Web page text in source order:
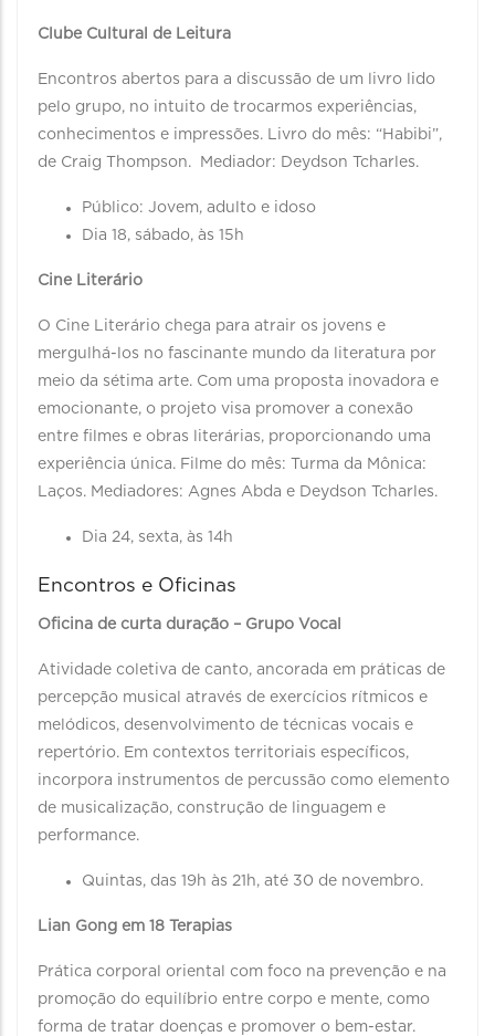
Clube Cultural de Leitura
Encontros abertos para a discussão de um livro lido
pelo grupo, no intuito de trocarmos experiências,
conhecimentos e impressões. Livro do mês: “Habibi”,
de Craig Thompson. Mediador: Deydson Tcharles.
Público: Jovem, adulto e idoso
Dia 18, sábado, às 15h
Cine Literário
O Cine Literário chega para atrair os jovens e
mergulhá-los no fascinante mundo da literatura por
meio da sétima arte. Com uma proposta inovadora e
emocionante, o projeto visa promover a conexão
entre filmes e obras literárias, proporcionando uma
experiência única. Filme do mês: Turma da Mônica:
Laços. Mediadores: Agnes Abda e Deydson Tcharles.
Dia 24, sexta, às 14h
Encontros e Oficinas
Oficina de curta duração – Grupo Vocal
Atividade coletiva de canto, ancorada em práticas de
percepção musical através de exercícios rítmicos e
melódicos, desenvolvimento de técnicas vocais e
repertório. Em contextos territoriais específicos,
incorpora instrumentos de percussão como elemento
de musicalização, construção de linguagem e
performance.
Quintas, das 19h às 21h, até 30 de novembro.
Lian Gong em 18 Terapias
Prática corporal oriental com foco na prevenção e na
promoção do equilíbrio entre corpo e mente, como
forma de tratar doenças e promover o bem-estar.